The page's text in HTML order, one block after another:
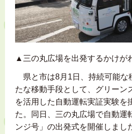
▲三の丸広場を出発するかけが
県と市は8月1日、持続可能な
たな移動手段として、グリー
を活用した自動運転実証実験を
た。同日、三の丸広場で自動運
ンジ号」の出発式を開催しまし